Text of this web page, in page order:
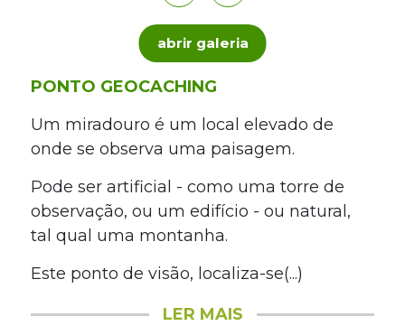
abrir galeria
PONTO GEOCACHING
Um miradouro é um local elevado de
onde se observa uma paisagem.
Pode ser artificial - como uma torre de
observação, ou um edifício - ou natural,
tal qual uma montanha.
Este ponto de visão, localiza-se(...)
LER MAIS